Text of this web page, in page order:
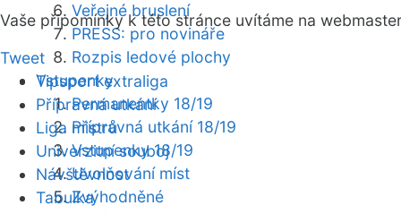
Veřejné bruslení
PRESS: pro novináře
Rozpis ledové plochy
Vstupenky
Permanentky 18/19
Přípravná utkání 18/19
Vstupenky 18/19
Uvolňování míst
Zvýhodněné
Vaše připomínky k této stránce uvítáme na webmaster
Tweet
Tipsport extraliga
Přípravná utkání
Liga mistrů
Univerzitní souboj
Návštěvnost
Tabulka